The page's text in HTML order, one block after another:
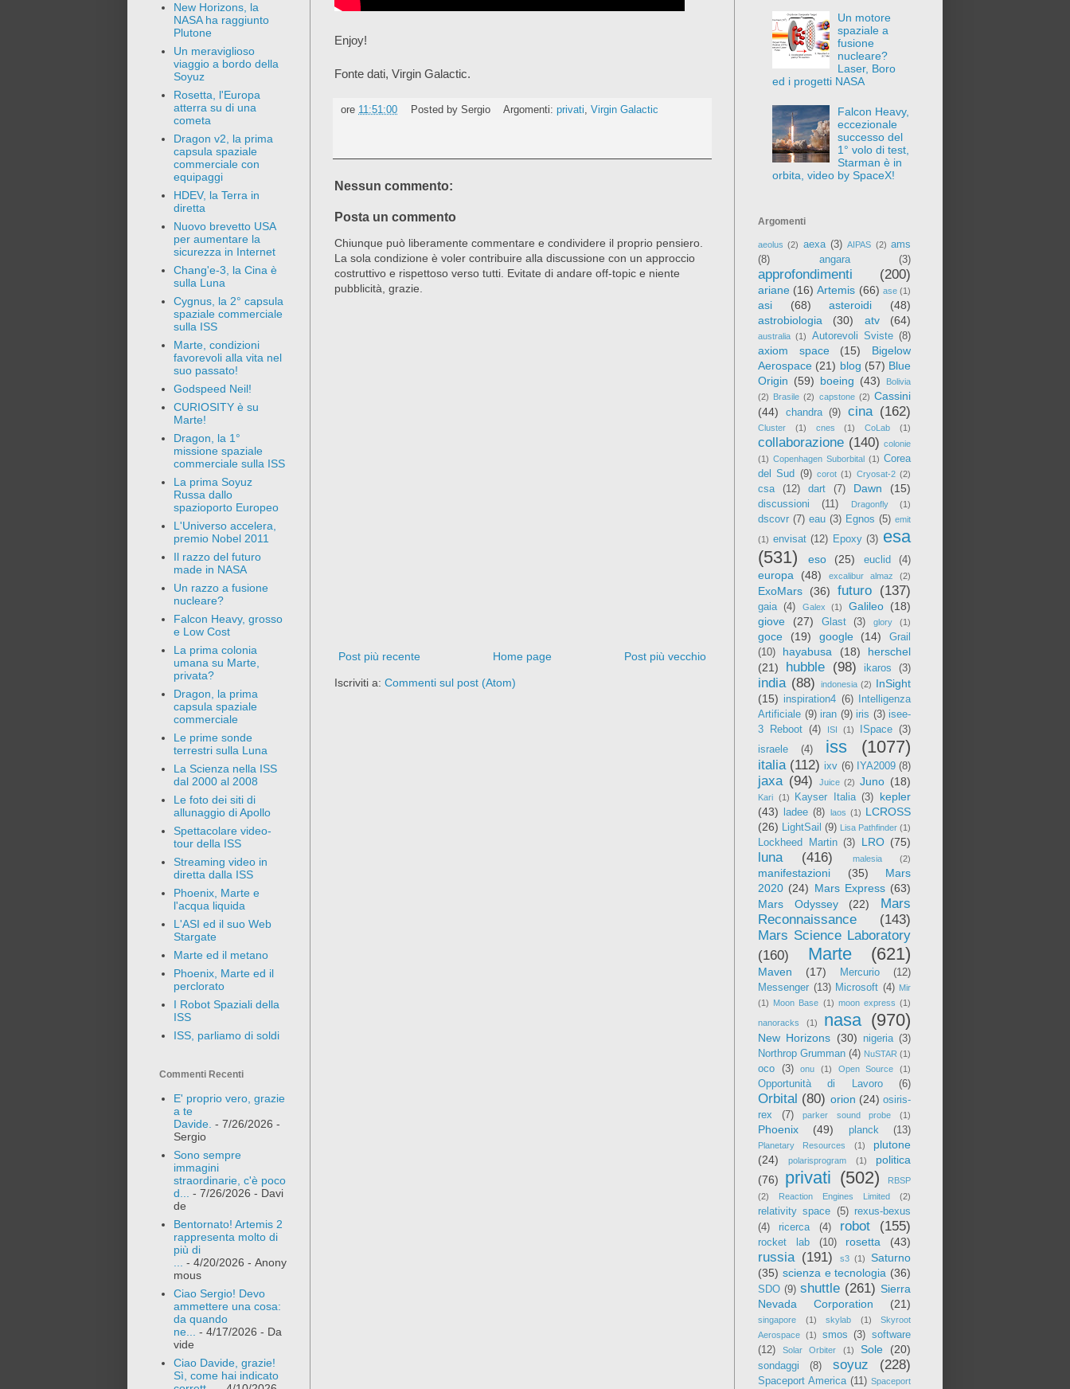
Enjoy!
Fonte dati, Virgin Galactic.
ore 11:51:00 Posted by Sergio Argomenti:privati ,Virgin Galactic
Nessun commento:
Posta un commento
Chiunque può liberamente commentare e condividere il proprio pensiero.
La sola condizione è voler contribuire alla discussione con un approccio
costruttivo e rispettoso verso tutti. Evitate di andare off-topic e niente
pubblicità, grazie.
Post più recente Post più vecchio
Home page
Iscriviti a: Commenti sul post (Atom)
New Horizons, la
NASA ha raggiunto
Plutone
Un meraviglioso
viaggio a bordo della
Soyuz
Rosetta, l'Europa
atterra su di una
cometa
Dragon v2, la prima
capsula spaziale
commerciale con
equipaggi
HDEV, la Terra in
diretta
Nuovo brevetto USA
per aumentare la
sicurezza in Internet
Chang'e-3, la Cina è
sulla Luna
Cygnus, la 2° capsula
spaziale commerciale
sulla ISS
Marte, condizioni
favorevoli alla vita nel
suo passato!
Godspeed Neil!
CURIOSITY è su
Marte!
Dragon, la 1°
missione spaziale
commerciale sulla ISS
La prima Soyuz
Russa dallo
spazioporto Europeo
L'Universo accelera,
premio Nobel 2011
Il razzo del futuro
made in NASA
Un razzo a fusione
nucleare?
Falcon Heavy, grosso
e Low Cost
La prima colonia
umana su Marte,
privata?
Dragon, la prima
capsula spaziale
commerciale
Le prime sonde
terrestri sulla Luna
La Scienza nella ISS
dal 2000 al 2008
Le foto dei siti di
allunaggio di Apollo
Spettacolare video-
tour della ISS
Streaming video in
diretta dalla ISS
Phoenix, Marte e
l'acqua liquida
L'ASI ed il suo Web
Stargate
Marte ed il metano
Phoenix, Marte ed il
perclorato
I Robot Spaziali della
ISS
ISS, parliamo di soldi
Commenti Recenti
E' proprio vero, grazie
a te
Davide. - 7/26/2026 -
Sergio
Sono sempre
immagini
straordinarie, c'è poco
d... - 7/26/2026 - Davi
de
Bentornato! Artemis 2
rappresenta molto di
più di
... - 4/20/2026 - Anony
mous
Ciao Sergio! Devo
ammettere una cosa:
da quando
ne... - 4/17/2026 - Da
vide
Ciao Davide, grazie!
Sì, come hai indicato
Un motore
spaziale a
fusione
nucleare?
Laser, Boro
ed i progetti NASA
Falcon Heavy,
eccezionale
successo del
1° volo di test,
Starman è in
orbita, video by SpaceX!
Argomenti
aeolus (2) aexa (3) AIPAS (2) ams
(8)
angara (3)
approfondimenti (200)
ariane (16) Artemis (66) ase (1)
asi (68) asteroidi
(48)
astrobiologia
(30) atv (64)
australia (1) Autorevoli Sviste (8)
axiom space (15)
Bigelow
Aerospace (21) blog (57) Blue
Origin (59) boeing (43)
Bolivia
(2) Brasile (2) capstone (2) Cassini
(44)
chandra (9) cina (162)
Cluster (1) cnes (1) CoLab (1)
collaborazione (140) colonie
(1) Copenhagen Suborbital (1) Corea
del Sud (9) corot (1) Cryosat-2 (2)
csa (12) dart (7) Dawn (15)
discussioni (11) Dragonfly (1)
dscovr (7) eau (3) Egnos (5) emit
(1) envisat (12) Epoxy (3) esa
(531)
eso (25) euclid (4)
europa (48) excalibur almaz (2)
ExoMars (36) futuro (137)
gaia (4) Galex (1) Galileo (18)
giove
(27) Glast (3) glory (1)
goce (19) google (14)
Grail
(10)
hayabusa (18)
herschel
(21)
hubble (98) ikaros (3)
india (88) indonesia (2) InSight
(15) inspiration4 (6)
Intelligenza
Artificiale (9) iran (9) iris (3) isee-
3 Reboot (4) ISI (1) ISpace (3)
israele
(4) iss (1077)
italia (112) ixv (6) IYA2009 (8)
jaxa (94) Juice (2) Juno (18)
Kari (1) Kayser Italia (3)
kepler
(43)
ladee (8) laos (1) LCROSS
(26) LightSail (9) Lisa Pathfinder (1)
Lockheed Martin (3) LRO (75)
luna (416) malesia (2)
manifestazioni (35)
Mars
2020 (24) Mars Express (63)
Mars Odyssey
(22)
Mars
Reconnaissance
(143)
Mars Science Laboratory
(160)
Marte (621)
Maven (17) Mercurio
(12)
Messenger (13) Microsoft (4) Mir
(1) Moon Base (1) moon express (1)
nanoracks (1) nasa (970)
New Horizons (30) nigeria (3)
Northrop Grumman (4) NuSTAR (1)
oco (3) onu (1) Open Source (1)
Opportunità di Lavoro (6)
Orbital (80) orion (24) osiris-
rex
(7) parker sound probe (1)
Phoenix (49) planck (13)
Planetary Resources (1)
plutone
(24)
polarisprogram (1)
politica
(76)
privati (502)
RBSP
(2)
Reaction Engines Limited (2)
relativity space (5) rexus-bexus
(4)
ricerca (4) robot (155)
rocket lab (10) rosetta (43)
russia (191) s3 (1)
Saturno
(35) scienza e tecnologia (36)
SDO (9) shuttle (261) Sierra
Nevada Corporation
(21)
singapore (1) skylab (1)
Skyroot
Aerospace (1) smos (3) software
(12)
Solar Orbiter (1) Sole (20)
sondaggi (8) soyuz (228)
Spaceport America (11) Spaceport